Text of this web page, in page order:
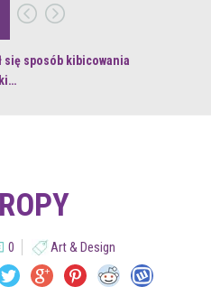
się sposób kibicowania
0 Art & Design